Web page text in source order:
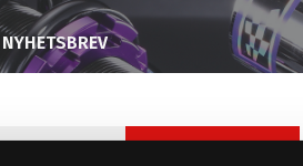
NYHETSBREV